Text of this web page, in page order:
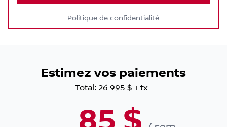
Politique de confidentialité
Estimez vos paiements
Total: 26 995 $ + tx